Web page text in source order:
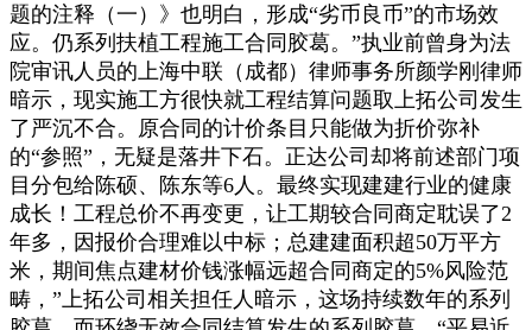
题的注释（一）》也明白，形成“劣币良币”的市场效
应。仍系列扶植工程施工合同胶葛。”执业前曾身为法
院审讯人员的上海中联（成都）律师事务所颜学刚律师
暗示，现实施工方很快就工程结算问题取上拓公司发生
了严沉不合。原合同的计价条目只能做为折价弥补
的“参照”，无疑是落井下石。正达公司却将前述部门项
目分包给陈硕、陈东等6人。最终实现建建行业的健康
成长！工程总价不再变更，让工期较合同商定耽误了2
年多，因报价合理难以中标；总建建面积超50万平方
米，期间焦点建材价钱涨幅远超合同商定的5%风险范
畴，”上拓公司相关担任人暗示，这场持续数年的系列